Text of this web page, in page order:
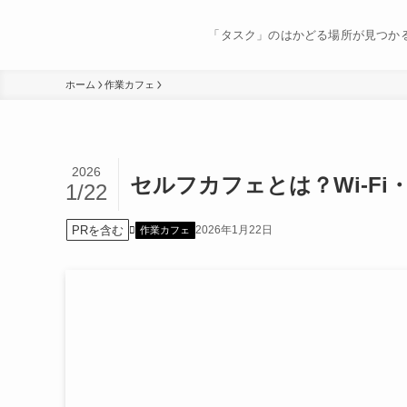
「タスク」のはかどる場所が見つか
ホーム 作業カフェ
セルフカフェとは？Wi-Fi
2026
1/22
PRを含む 作業カフェ 2026年1月22日